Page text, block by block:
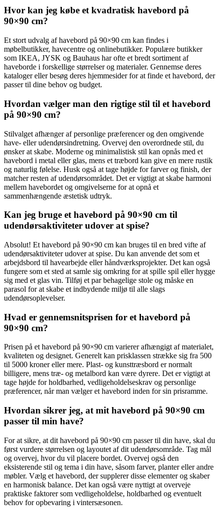
Hvor kan jeg købe et kvadratisk havebord på
90×90 cm?
Et stort udvalg af havebord på 90×90 cm kan findes i
møbelbutikker, havecentre og onlinebutikker. Populære butikker
som IKEA, JYSK og Bauhaus har ofte et bredt sortiment af
haveborde i forskellige størrelser og materialer. Gennemse deres
kataloger eller besøg deres hjemmesider for at finde et havebord, der
passer til dine behov og budget.
Hvordan vælger man den rigtige stil til et havebord
på 90×90 cm?
Stilvalget afhænger af personlige præferencer og den omgivende
have- eller udendørsindretning. Overvej den overordnede stil, du
ønsker at skabe. Moderne og minimalistisk stil kan opnås med et
havebord i metal eller glas, mens et træbord kan give en mere rustik
og naturlig følelse. Husk også at tage højde for farver og finish, der
matcher resten af udendørsområdet. Det er vigtigt at skabe harmoni
mellem havebordet og omgivelserne for at opnå et
sammenhængende æstetisk udtryk.
Kan jeg bruge et havebord på 90×90 cm til
udendørsaktiviteter udover at spise?
Absolut! Et havebord på 90×90 cm kan bruges til en bred vifte af
udendørsaktiviteter udover at spise. Du kan anvende det som et
arbejdsbord til havearbejde eller håndværksprojekter. Det kan også
fungere som et sted at samle sig omkring for at spille spil eller hygge
sig med et glas vin. Tilføj et par behagelige stole og måske en
parasol for at skabe et indbydende miljø til alle slags
udendørsoplevelser.
Hvad er gennemsnitsprisen for et havebord på
90×90 cm?
Prisen på et havebord på 90×90 cm varierer afhængigt af materialet,
kvaliteten og designet. Generelt kan prisklassen strække sig fra 500
til 5000 kroner eller mere. Plast- og kunsttræsbord er normalt
billigere, mens træ- og metalbord kan være dyrere. Det er vigtigt at
tage højde for holdbarhed, vedligeholdelseskrav og personlige
præferencer, når man vælger et havebord inden for sin prisramme.
Hvordan sikrer jeg, at mit havebord på 90×90 cm
passer til min have?
For at sikre, at dit havebord på 90×90 cm passer til din have, skal du
først vurdere størrelsen og layoutet af dit udendørsområde. Tag mål
og overvej, hvor du vil placere bordet. Overvej også den
eksisterende stil og tema i din have, såsom farver, planter eller andre
møbler. Vælg et havebord, der supplerer disse elementer og skaber
en harmonisk balance. Det kan også være nyttigt at overveje
praktiske faktorer som vedligeholdelse, holdbarhed og eventuelt
behov for opbevaring i vintersæsonen.